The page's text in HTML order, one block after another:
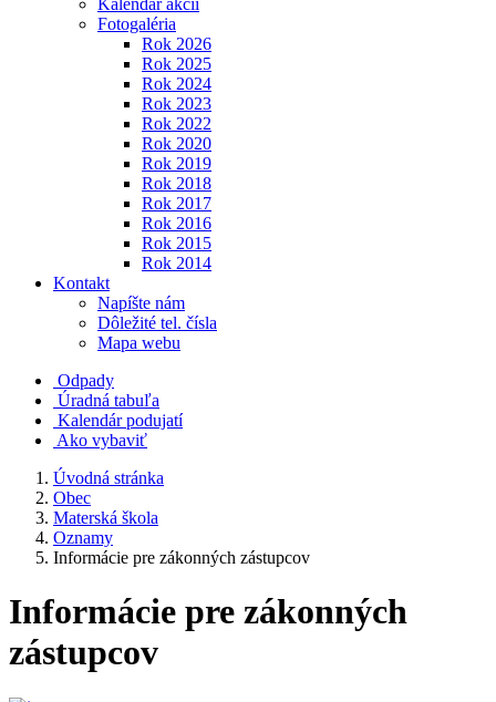
Kalendár akcií
Fotogaléria
Rok 2026
Rok 2025
Rok 2024
Rok 2023
Rok 2022
Rok 2020
Rok 2019
Rok 2018
Rok 2017
Rok 2016
Rok 2015
Rok 2014
Kontakt
Napíšte nám
Dôležité tel. čísla
Mapa webu
Odpady
Úradná tabuľa
Kalendár podujatí
Ako vybaviť
Úvodná stránka
Obec
Materská škola
Oznamy
Informácie pre zákonných zástupcov
Informácie pre zákonných
zástupcov